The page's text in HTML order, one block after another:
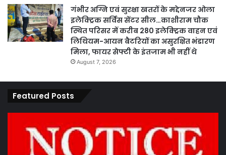
गंभीर अग्नि एवं सुरक्षा खतरों के मद्देनजर ओला
इलेक्ट्रिक सर्विस सेंटर सील…काशीराम चौक
स्थित परिसर में करीब 280 इलेक्ट्रिक वाहन एवं
लिथियम-आयन बैटरियों का असुरक्षित भंडारण
मिला, फायर सेफ्टी के इंतजाम भी नहीं थे
August 7, 2026
Featured Posts